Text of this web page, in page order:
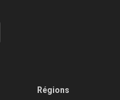
Régions